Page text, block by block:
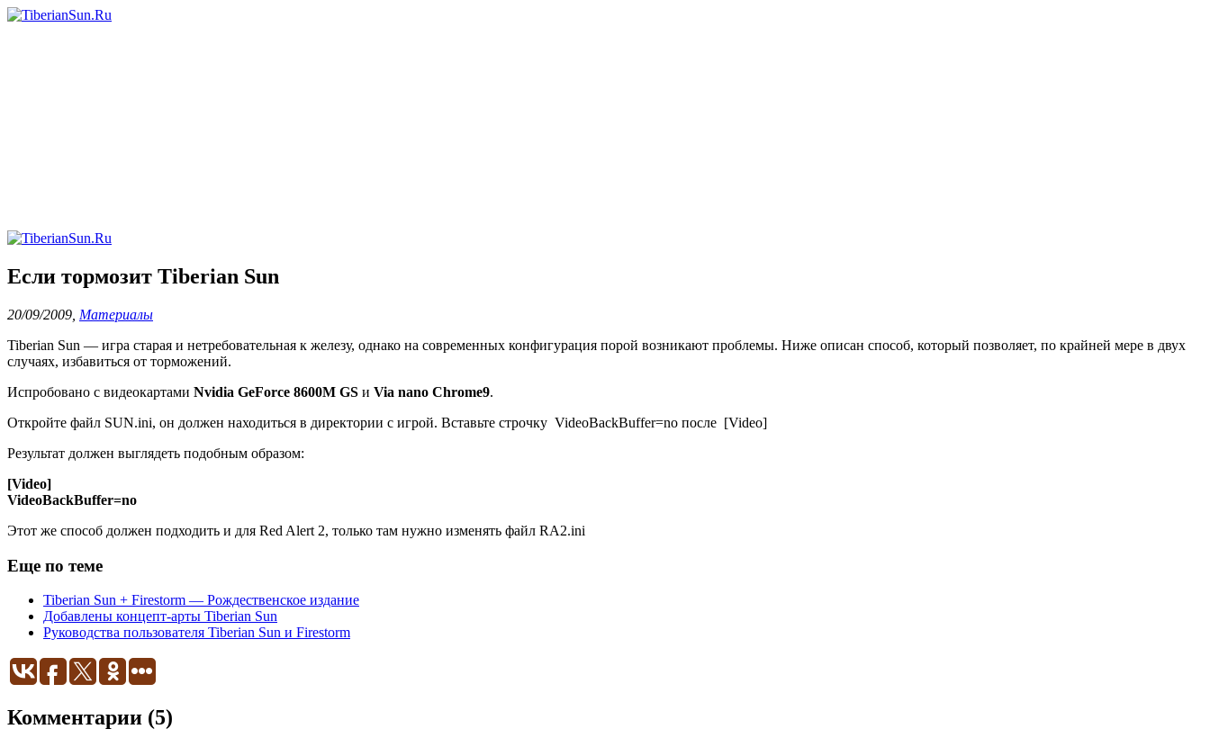
Если тормозит Tiberian Sun
20/09/2009 Материалы
Tiberian Sun — игра старая и нетребовательная к железу, однако на современных конфигурация порой возникают проблемы. Ниже описан способ, который позволяет, по крайней мере в двух
случаях, избавиться от торможений.
Испробовано с видеокартами Nvidia GeForce 8600M GS и Via nano Chrome9.
Откройте файл SUN.ini, он должен находиться в директории с игрой. Вставьте строчку VideoBackBuffer=no после [Video]
Результат должен выглядеть подобным образом:
[Video]
VideoBackBuffer=no
Этот же способ должен подходить и для Red Alert 2, только там нужно изменять файл RA2.ini
Еще по теме
Tiberian Sun + Firestorm — Рождественское издание
Добавлены концепт-арты Tiberian Sun
Руководства пользователя Tiberian Sun и Firestorm
Комментарии (5)